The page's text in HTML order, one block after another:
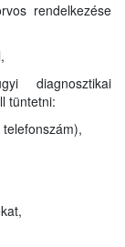
rendelkezése
diagnosztikai
tüntetni: